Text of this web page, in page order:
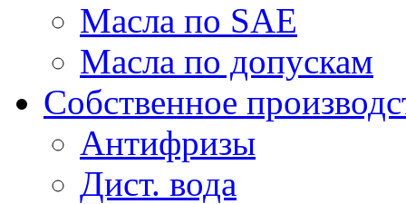
Масла по SAE
Масла по допускам
Собственное
Антифризы
Дист. вода